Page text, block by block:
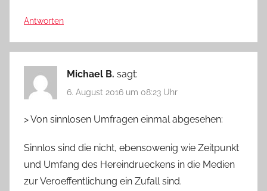
Antworten
Michael B. sagt:
6. August 2016 um 08:23 Uhr
> Von sinnlosen Umfragen einmal abgesehen:
Sinnlos sind die nicht, ebensowenig wie Zeitpunkt
und Umfang des Hereindrueckens in die Medien
zur Veroeffentlichung ein Zufall sind.